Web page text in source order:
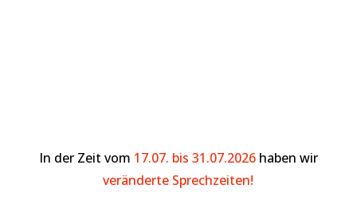
In der Zeit vom 17.07. bis 31.07.2026 haben wir
veränderte Sprechzeiten!